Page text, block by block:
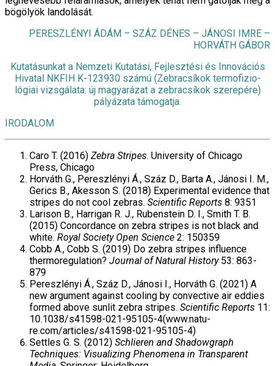
bögölyök landolását.
PERESZLÉNYI ÁDÁM – SZÁZ DÉNES – JÁNOSI IMRE –
HORVÁTH GÁBOR
Kutatásunkat a Nemzeti Kutatási, Fejlesztési és Innovációs
Hivatal NKFIH K-123930 számú (Zebracsíkok termofizio­
lógiai vizsgálata: új magyarázat a zebracsíkok szerepére)
pályázata támogatja.
IRODALOM
Caro T. (2016) Zebra Stripes. University of Chicago
Press, Chicago
Horváth G., Pereszlényi Á., Száz D., Barta A., Jánosi I. M.,
Gerics B., Akesson S. (2018) Experimental evidence that
stripes do not cool zebras. Scientific Reports 8: 9351
Larison B., Harrigan R. J., Rubenstein D. I., Smith T. B.
(2015) Concor­dance on zebra stripes is not black and
white. Royal Society Open Science 2: 150359
Cobb A., Cobb S. (2019) Do zebra stripes influence
thermoregula­tion? Journal of Natural History 53: 863-
879
Pereszlényi Á., Száz D., Jánosi I., Horváth G. (2021) A
new argument against cooling by convective air eddies
formed above sunlit zebra stripes. Scientific Reports 11:
10.1038/s41598-021-95105-4(www.natu­
re.com/articles/s41598-021-95105-4)
Settles G. S. (2012) Schlieren and Shadowgraph
Techniques: Visualizing Phenomena in Transparent